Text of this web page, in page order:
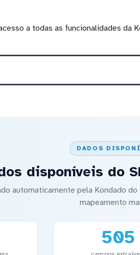
a todas as funcionalidades da
DADOS
disponíveis do
automaticamente pela Kondado
mapeamento
505